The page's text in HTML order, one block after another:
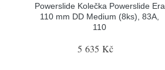
Powerslide Kolečka Powerslide Era
110 mm DD Medium (8ks), 83A,
110
5 635 Kč